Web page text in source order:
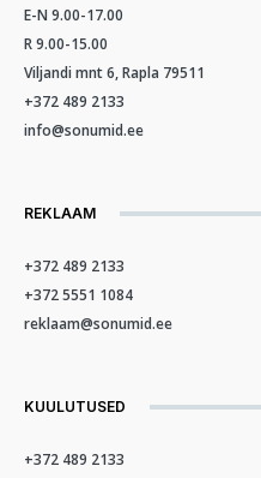
E-N 9.00-17.00
R 9.00-15.00
Viljandi mnt 6, Rapla 79511
+372 489 2133
info@sonumid.ee
REKLAAM
+372 489 2133
+372 5551 1084
reklaam@sonumid.ee
KUULUTUSED
+372 489 2133